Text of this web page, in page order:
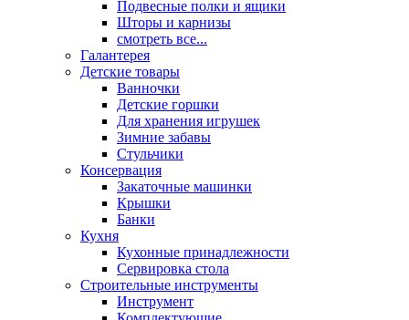
Подвесные полки и ящики
Шторы и карнизы
смотреть все...
Галантерея
Детские товары
Ванночки
Детские горшки
Для хранения игрушек
Зимние забавы
Стульчики
Консервация
Закаточные машинки
Крышки
Банки
Кухня
Кухонные принадлежности
Сервировка стола
Строительные инструменты
Инструмент